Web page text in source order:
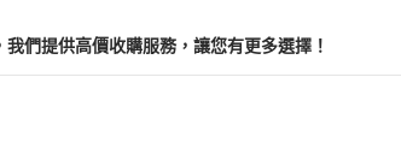
們提供高價收購服務，讓您有更多選擇！